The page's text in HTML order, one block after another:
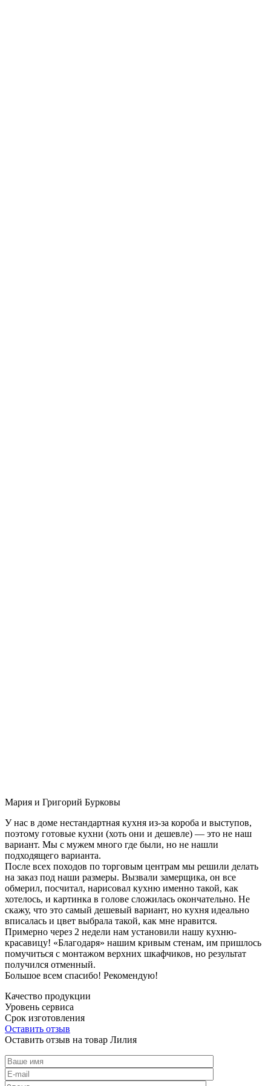
Мария и Григорий Бурковы
У нас в доме нестандартная кухня из-за короба и выступов,
поэтому готовые кухни (хоть они и дешевле) — это не наш
вариант. Мы с мужем много где были, но не нашли
подходящего варианта.
После всех походов по торговым центрам мы решили делать
на заказ под наши размеры. Вызвали замерщика, он все
обмерил, посчитал, нарисовал кухню именно такой, как
хотелось, и картинка в голове сложилась окончательно. Не
скажу, что это самый дешевый вариант, но кухня идеально
вписалась и цвет выбрала такой, как мне нравится.
Примерно через 2 недели нам установили нашу кухню-
красавицу! «Благодаря» нашим кривым стенам, им пришлось
помучиться с монтажом верхних шкафчиков, но результат
получился отменный.
Большое всем спасибо! Рекомендую!
Качество продукции
Уровень сервиса
Срок изготовления
Оставить отзыв
Оставить отзыв на товар Лилия